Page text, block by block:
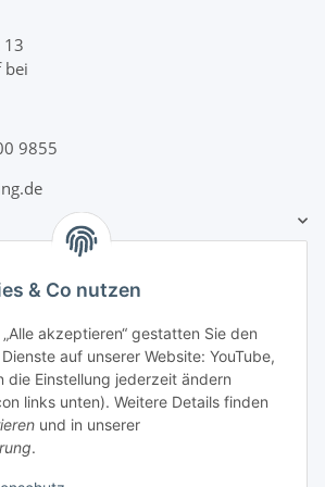
& Co nutzen
akzeptieren“ gestatten Sie den
auf unserer Website: YouTube,
die Einstellung jederzeit ändern
links unten). Weitere Details finden
und in unserer
.
13
bei
9855